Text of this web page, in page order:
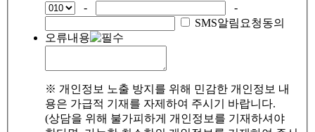
-
-
SMS알림요청동의
오류내용
※ 개인정보 노출 방지를 위해 민감한 개인정보 내
용은 가급적 기재를 자제하여 주시기 바랍니다.
(상담을 위해 불가피하게 개인정보를 기재하셔야